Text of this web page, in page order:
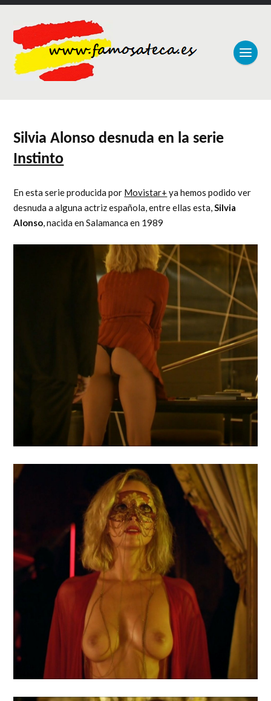
Silvia Alonso desnuda en la serie
Instinto
En esta serie producida por Movistar+ ya hemos podido ver
desnuda a alguna actriz española, entre ellas esta,Silvia
Alonso, nacida en Salamanca en 1989